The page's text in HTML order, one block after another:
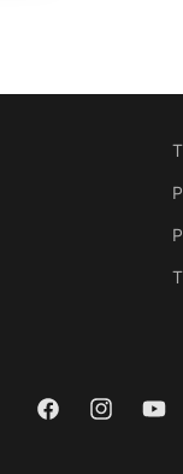
FacebookInstagram